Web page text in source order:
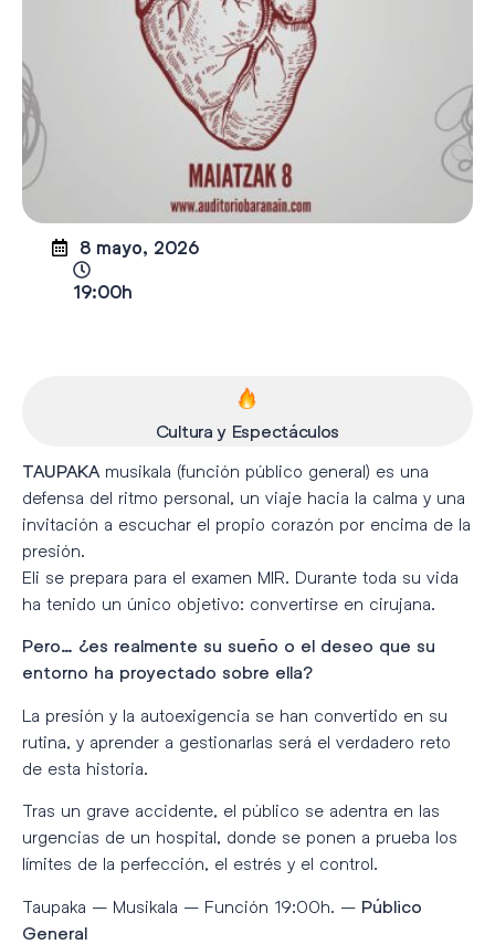
8 mayo, 2026
19:00h
Cultura y Espectáculos
TAUPAKA musikala (función público general) es una
defensa del ritmo personal, un viaje hacia la calma y una
invitación a escuchar el propio corazón por encima de la
presión.
Eli se prepara para el examen MIR. Durante toda su vida
ha tenido un único objetivo: convertirse en cirujana.
Pero… ¿es realmente su sueño o el deseo que su
entorno ha proyectado sobre ella?
La presión y la autoexigencia se han convertido en su
rutina, y aprender a gestionarlas será el verdadero reto
de esta historia.
Tras un grave accidente, el público se adentra en las
urgencias de un hospital, donde se ponen a prueba los
límites de la perfección, el estrés y el control.
Taupaka – Musikala – Función 19:00h. – Público
General